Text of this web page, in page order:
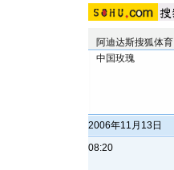
阿迪达斯搜狐体育
中国玫瑰
2006年11月13日
08:20